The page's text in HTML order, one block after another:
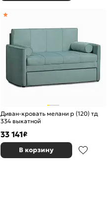
Диван-кровать мелани р (120) тд
334 выкатной
33 141₽
В корзину